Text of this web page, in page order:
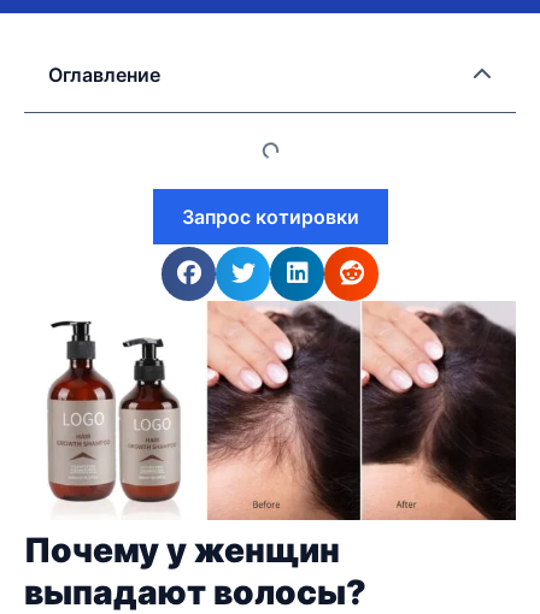
Почему у женщин
выпадают волосы?
Оглавление
Запрос котировки